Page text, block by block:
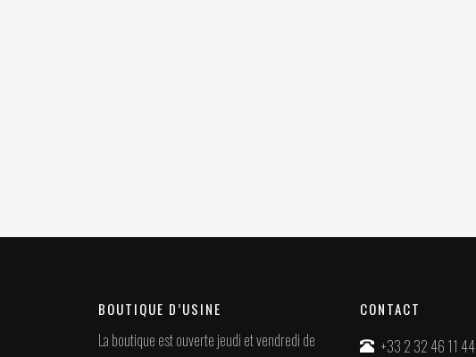
BOUTIQUE D’USINE
La boutique est ouverte jeudi et vendredi de
CONTACT
+33 2 32 46 11 44